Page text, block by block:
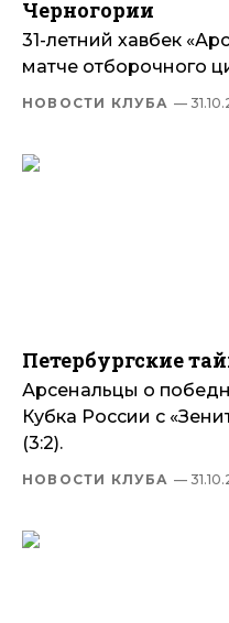
Черногории
31-летний хавбек
матче отборочного
НОВОСТИ КЛУБА —
Петербургские
Арсенальцы о
Кубка России с
(3:2).
НОВОСТИ КЛУБА —